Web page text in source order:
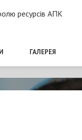
ресурсів АПК
ГАЛЕРЕЯ